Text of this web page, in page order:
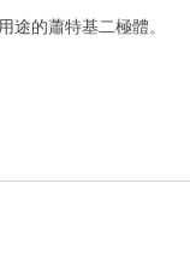
途的蕭特基二極體。